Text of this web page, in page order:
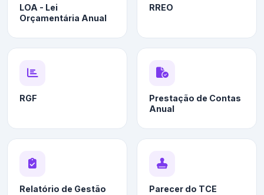
LOA - Lei
Orçamentária Anual
RREO
RGF
Prestação de Contas
Anual
Relatório de Gestão Parecer do TCE